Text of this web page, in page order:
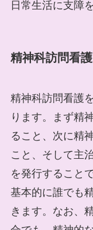
日常生活に支障
精神科訪問看
精神科訪問看護
ります。まず精
ること、次に精
こと、そして主
を発行すること
基本的に誰でも
きます。なお、